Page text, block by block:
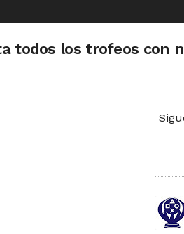
todos los trofeos con